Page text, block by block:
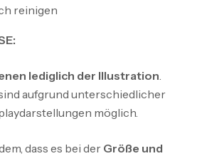
reinigen
lediglich der Illustration
aufgrund unterschiedlicher
möglich.
dass es bei der Größe und